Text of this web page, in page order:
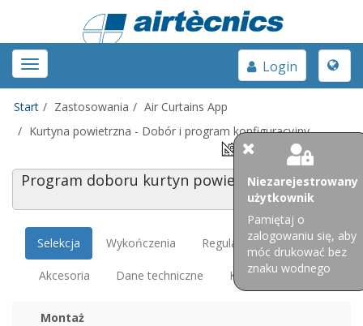
Toggle
navigation
Toggle
Login
Start Zastosowania
Air Curtains App
Kurtyna powietrzna - Dobór i program konfiguracyjny
Program doboru kurtyn powietrznych
Selekcja Wykończenia Regulacja
Akcesoria Dane techniczne Konfiguracja
Montaż
Niezarejestrowany
użytkownik
Pamiętaj o
zalogowaniu się, aby
móc drukować bez
znaku wodnego